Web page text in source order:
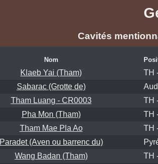
Cavités
Nom
Klaeb Yai (Tham) TH
Sabarac (Grotte de)
Tham Luang - CR0003
TH
Pha Mon (Tham)
TH
Tham Mae Pla Ao
TH
Paradet (Aven ou barrenc du)
Wang Badan (Tham)
TH